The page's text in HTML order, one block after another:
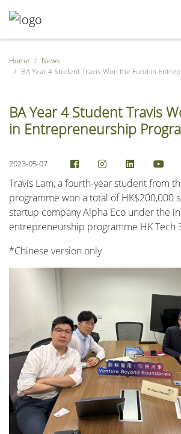
Home
News
BA Year 4 Student Travis Won the Fund in
BA Year 4 Student Travis
in Entrepreneurship
2023-05-07
Travis Lam, a fourth-year student from
programme won a total of HK$200,000
startup company Alpha Eco under the
entrepreneurship programme HK Tech
*Chinese version only